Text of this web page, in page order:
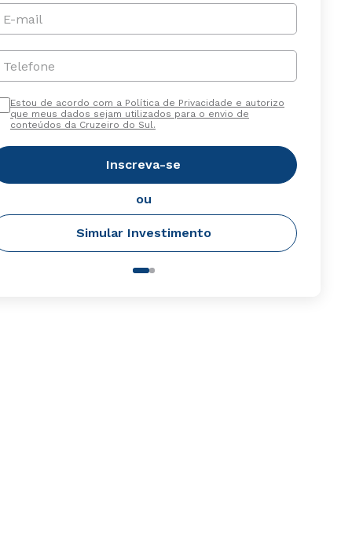
E-mail
Telefone
Estou de acordo com a Política de Privacidade e autorizo
que meus dados sejam utilizados para o envio de
conteúdos da Cruzeiro do Sul.
Inscreva-se
ou
Simular Investimento